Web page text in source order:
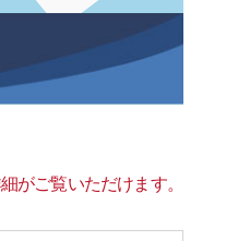
がご覧いただけます。